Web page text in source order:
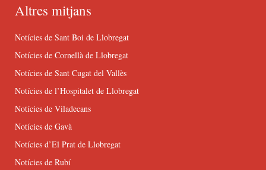
Altres mitjans
Notícies de Sant Boi de Llobregat
Notícies de Cornellà de Llobregat
Notícies de Sant Cugat del Vallès
Notícies de l’Hospitalet de Llobregat
Notícies de Viladecans
Notícies de Gavà
Notícies d’El Prat de Llobregat
Notícies de Rubí